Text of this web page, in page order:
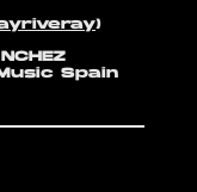
)
Spain